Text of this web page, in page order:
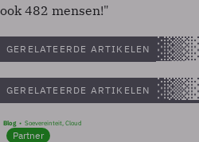
ook 482 mensen!"
GERELATEERDE ARTIKELEN
GERELATEERDE ARTIKELEN
Blog Soevereinteit, Cloud
Partner